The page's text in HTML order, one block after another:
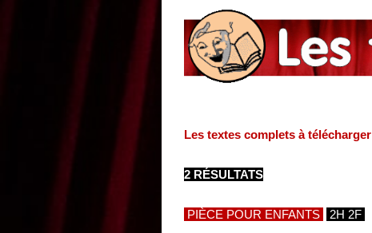
Les textes complets à télécharger
2 RÉSULTATS
PIÈCE POUR ENFANTS 2H 2F